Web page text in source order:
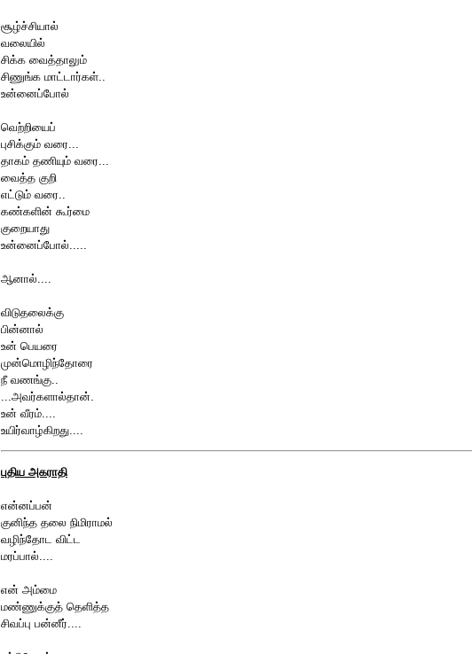
சூழ்ச்சியால்
வலையில்
சிக்க வைத்தாலும்
சிணுங்க மாட்டார்கள்..
உன்னைப்போல்
வெற்றியைப்
புசிக்கும் வரை...
தாகம் தணியும் வரை...
வைத்த குறி
எட்டும் வரை..
கண்களின் கூர்மை
குறையாது
உன்னைப்போல்.....
ஆனால்....
விடுதலைக்கு
பின்னால்
உன் பெயரை
முன்மொழிந்தோரை
நீ வணங்கு..
...அவர்களால்தான்.
உன் வீரம்....
உயிர்வாழ்கிறது....
புதிய அகராதி
என்னப்பன்
குனிந்த தலை நிமிராமல்
வழிந்தோட விட்ட
மரப்பால்....
என் அம்மை
மண்ணுக்குத் தெளித்த
சிவப்பு பன்னீர்....